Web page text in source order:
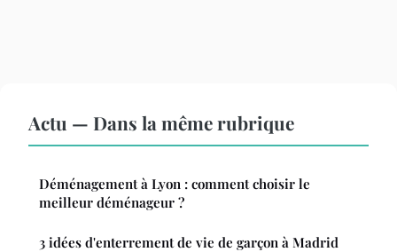
Actu — Dans la même rubrique
Déménagement à Lyon : comment choisir le
meilleur déménageur ?
3 idées d'enterrement de vie de garçon à Madrid